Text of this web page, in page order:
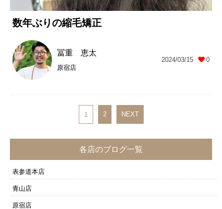
数年ぶりの縮毛矯正
冨重 恵太
原宿店
2024/03/15 0
1 2 NEXT
各店のブログ一覧
表参道本店
青山店
原宿店